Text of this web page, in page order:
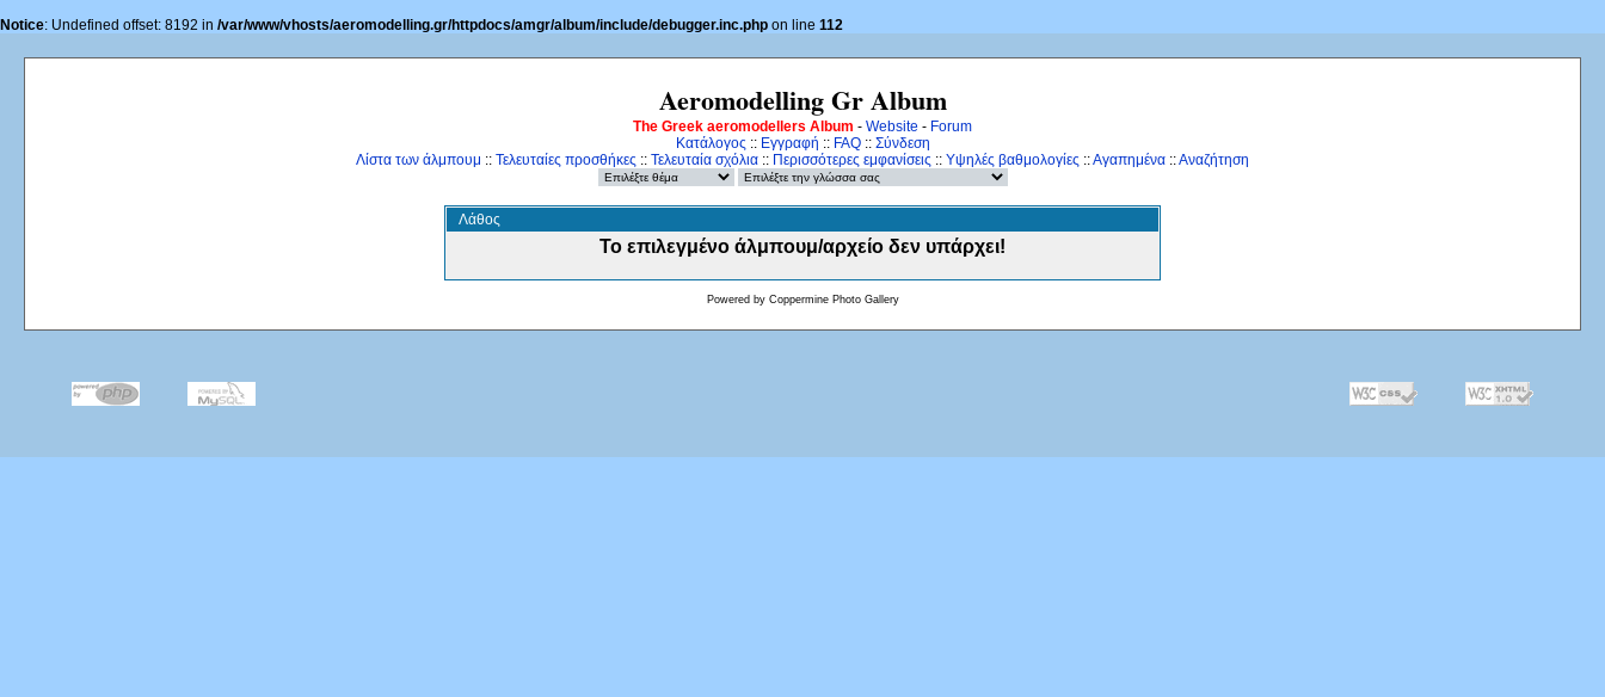
Notice: Undefined offset: 8192 in /var/www/vhosts/aeromodelling.gr/httpdocs/amgr/album/include/debugger.inc.php on line 112
Aeromodelling Gr Album
The Greek aeromodellers Album - Website - Forum
Κατάλογος :: Εγγραφή :: FAQ:: Σύνδεση
Λίστα των άλμπουμ :: Τελευταίες προσθήκες :: Τελευταία σχόλια :: Περισσότερες εμφανίσεις :: Υψηλές βαθμολογίες ::Αγαπημένα ::Αναζήτηση
Λάθος
Το επιλεγμένο άλμπουμ/αρχείο δεν υπάρχει!
Powered by Coppermine Photo Gallery